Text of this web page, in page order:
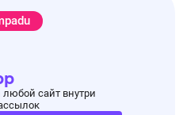
сайт внутри